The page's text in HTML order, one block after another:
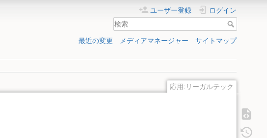
ユーザー登録 ログイン
最近の変更 メディアマネージャー サイトマップ
応用:リーガルテック